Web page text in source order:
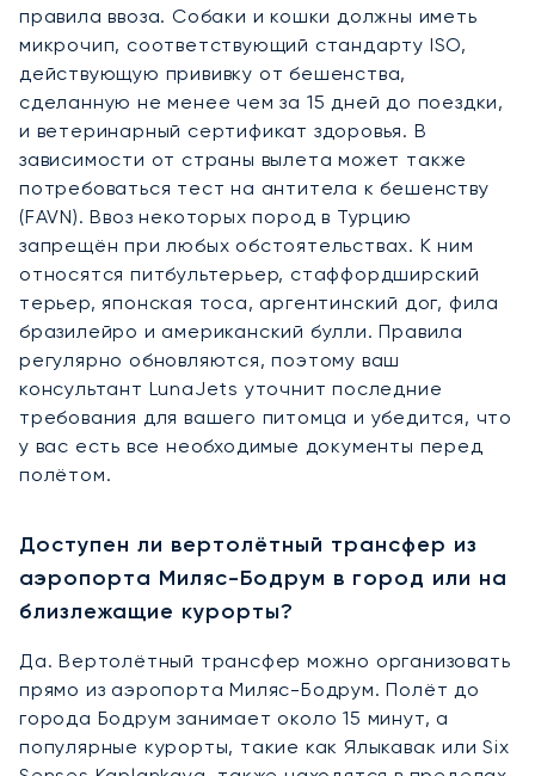
правила ввоза. Собаки и кошки должны иметь
микрочип, соответствующий стандарту ISO,
действующую прививку от бешенства,
сделанную не менее чем за 15 дней до поездки,
и ветеринарный сертификат здоровья. В
зависимости от страны вылета может также
потребоваться тест на антитела к бешенству
(FAVN). Ввоз некоторых пород в Турцию
запрещён при любых обстоятельствах. К ним
относятся питбультерьер, стаффордширский
терьер, японская тоса, аргентинский дог, фила
бразилейро и американский булли. Правила
регулярно обновляются, поэтому ваш
консультант LunaJets уточнит последние
требования для вашего питомца и убедится, что
у вас есть все необходимые документы перед
полётом.
Доступен ли вертолётный трансфер из
аэропорта Миляс-Бодрум в город или на
близлежащие курорты?
Да. Вертолётный трансфер можно организовать
прямо из аэропорта Миляс-Бодрум. Полёт до
города Бодрум занимает около 15 минут, а
популярные курорты, такие как Ялыкавак или Six